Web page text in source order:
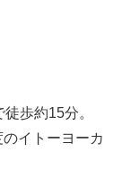
歩約15分。
イトーヨーカ